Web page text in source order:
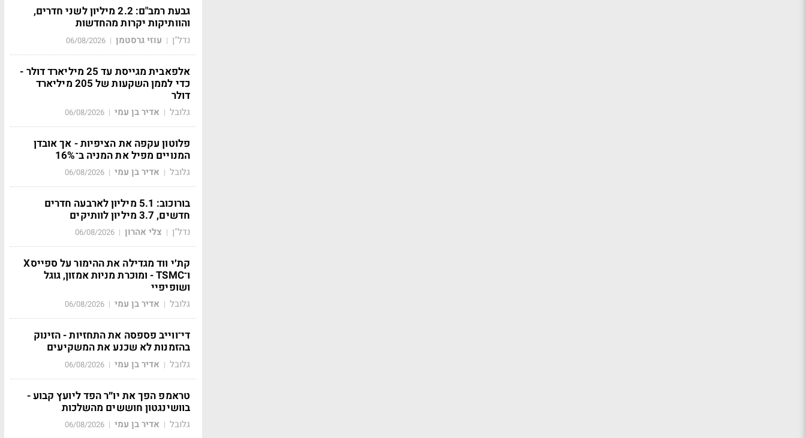
גבעת רמב"ם: 2.2 מיליון לשני חדרים,
והוותיקות יקרות מהחדשות
נדל"ן | עוזי גרסטמן |
06/08/2026
אלפאבית מגייסת עד 25 מיליארד דולר -
כדי לממן השקעות של 205 מיליארד
דולר
גלובל | אדיר בן עמי |
06/08/2026
פלוטון עקפה את הציפיות - אך אובדן
המנויים מפיל את המניה ב־16%
גלובל | אדיר בן עמי |
06/08/2026
בורוכוב: 5.1 מיליון לארבעה חדרים
חדשים, 3.7 מיליון לוותיקים
נדל"ן | צלי אהרון |
06/08/2026
קת׳י ווד מגדילה את ההימור על ספייסX
ו־TSMC - ומוכרת מניות אמזון, גוגל
ושופיפיי
גלובל | אדיר בן עמי |
06/08/2026
די־ווייב פספסה את התחזיות - הזינוק
בהזמנות לא שכנע את המשקיעים
גלובל | אדיר בן עמי |
06/08/2026
טראמפ הפך את יו״ר הפד ליועץ קבוע -
בוושינגטון חוששים מהשלכות
גלובל | אדיר בן עמי |
06/08/2026